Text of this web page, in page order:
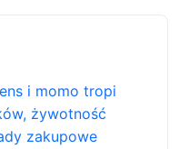
i momo tropi
żywotność
zakupowe